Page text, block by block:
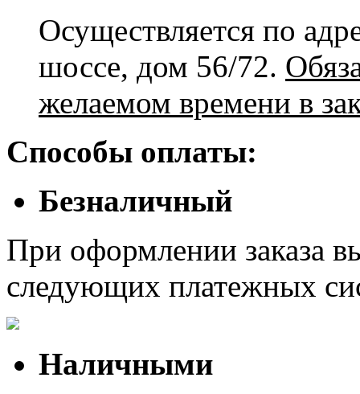
Осуществляется по
шоссе, дом 56/72.
желаемом времени в
Способы оплаты:
Безналичный
При оформлении заказа
следующих платежных
Наличными